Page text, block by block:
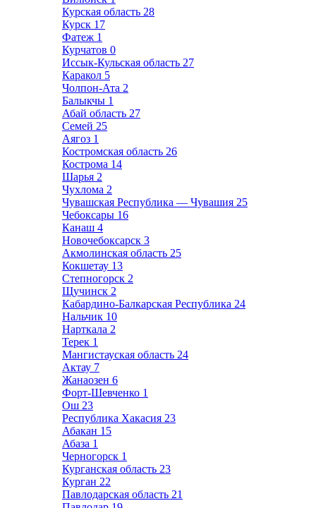
Курская область 28
Курск 17
Фатеж 1
Курчатов 0
Иссык-Кульская область 27
Каракол 5
Чолпон-Ата 2
Балыкчы 1
Абай область 27
Семей 25
Аягоз 1
Костромская область 26
Кострома 14
Шарья 2
Чухлома 2
Чувашская Республика — Чувашия 25
Чебоксары 16
Канаш 4
Новочебоксарск 3
Акмолинская область 25
Кокшетау 13
Степногорск 2
Щучинск 2
Кабардино-Балкарская Республика 24
Нальчик 10
Нарткала 2
Терек 1
Мангистауская область 24
Актау 7
Жанаозен 6
Форт-Шевченко 1
Ош 23
Республика Хакасия 23
Абакан 15
Абаза 1
Черногорск 1
Курганская область 23
Курган 22
Павлодарская область 21